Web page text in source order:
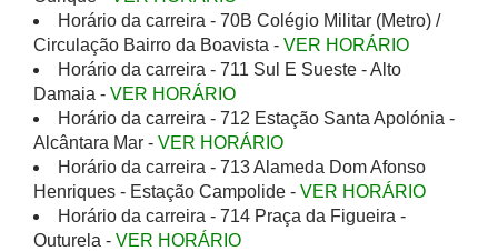
Horário da carreira - 70B Colégio Militar (Metro) /
Circulação Bairro da Boavista - VER HORÁRIO
Horário da carreira - 711 Sul E Sueste - Alto
Damaia - VER HORÁRIO
Horário da carreira - 712 Estação Santa Apolónia -
Alcântara Mar - VER HORÁRIO
Horário da carreira - 713 Alameda Dom Afonso
Henriques - Estação Campolide - VER HORÁRIO
Horário da carreira - 714 Praça da Figueira -
Outurela - VER HORÁRIO